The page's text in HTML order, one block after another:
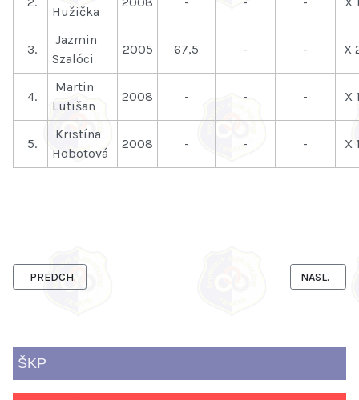
Hužička
3.
Jazmin
Szalóci
2005 67,5 - - X
4.
Martin
Lutišan
2008 - - - X
5.
Kristína
Hobotová
2008 - - - X
PREDCHÁDZAJÚCI ČLÁNOK: ROZDELENIE VÝKONNOSTNÝCH
PREDCH. NASL.
ŠKP